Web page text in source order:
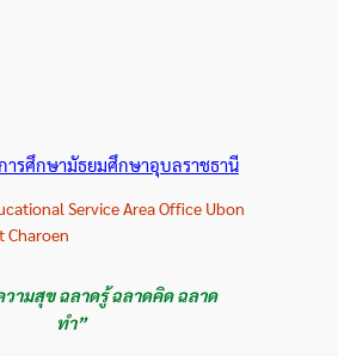
ารศึกษามัธยมศึกษาอุบลราชธานี
Service Area Office Ubon
Charoen
วามสุข ฉลาดรู้ ฉลาดคิด ฉลาด
ทำ”